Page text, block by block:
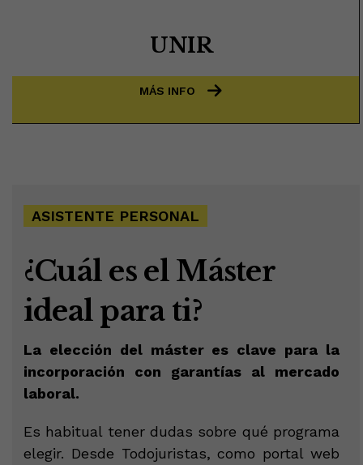
UNIR
MÁS INFO
ASISTENTE PERSONAL
¿Cuál es el Máster
ideal para ti?
La elección del máster es clave para la
incorporación con garantías al mercado
laboral.
Es habitual tener dudas sobre qué programa
elegir. Desde Todojuristas, como portal web